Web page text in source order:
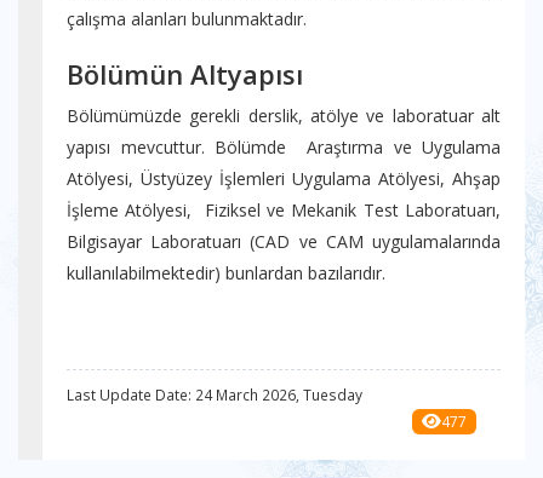
çalışma alanları bulunmaktadır.
Bölümün Altyapısı
Bölümümüzde gerekli derslik, atölye ve laboratuar alt
yapısı mevcuttur. Bölümde Araştırma ve Uygulama
Atölyesi, Üstyüzey İşlemleri Uygulama Atölyesi, Ahşap
İşleme Atölyesi, Fiziksel ve Mekanik Test Laboratuarı,
Bilgisayar Laboratuarı (CAD ve CAM uygulamalarında
kullanılabilmektedir) bunlardan bazılarıdır.
Last Update Date: 24 March 2026, Tuesday
477